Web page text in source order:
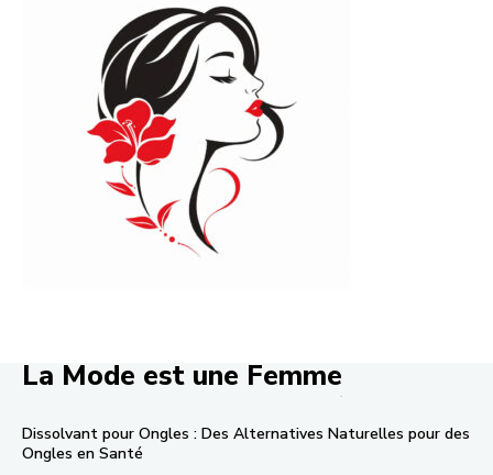
La Mode est une Femme.
Dissolvant pour Ongles : Des Alternatives Naturelles pour des
Ongles en Santé